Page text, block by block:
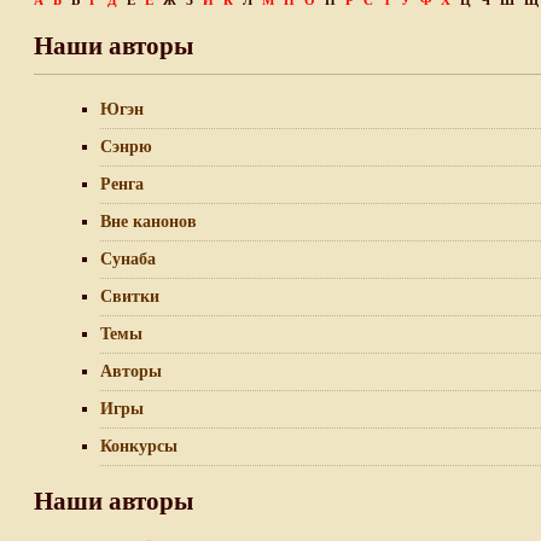
Наши авторы
Югэн
Сэнрю
Ренга
Вне канонов
Сунаба
Свитки
Темы
Авторы
Игры
Конкурсы
Наши авторы